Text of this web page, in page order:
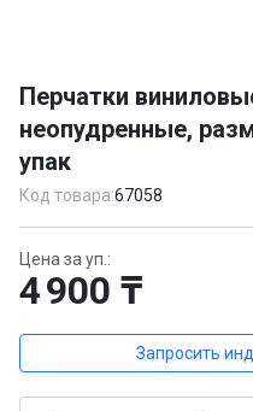
of
1
Перчатки
неопудренные,
упак
Код товара:67058
Цена за уп.:
4 900 ₸
Запросить